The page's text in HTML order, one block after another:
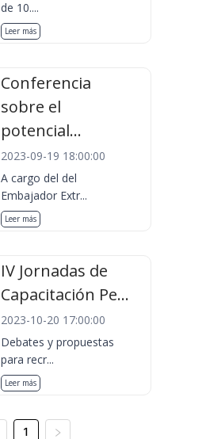
de 10....
Leer más
Conferencia
sobre el
potencial...
2023-09-19 18:00:00
A cargo del del
Embajador Extr...
Leer más
IV Jornadas de
Capacitación Pe...
2023-10-20 17:00:00
Debates y propuestas
para recr...
Leer más
1